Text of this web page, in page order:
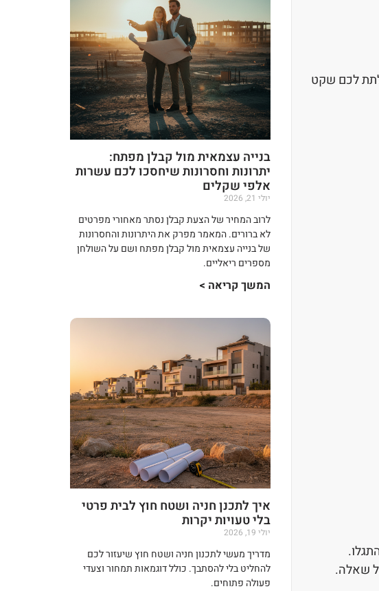
לכם שקט
בנייה עצמאית מול קבלן מפתח:
יתרונות וחסרונות שיחסכו לכם עשרות
אלפי שקלים
יולי 21, 2026
לרוב המחיר של הצעת קבלן נסתר מאחורי מפרטים
לא ברורים. המאמר מפרק את היתרונות והחסרונות
של בנייה עצמאית מול קבלן מפתח ושם על השולחן
מספרים ריאליים.
המשך קריאה >
איך לתכנן חניה ושטח חוץ לבית פרטי
בלי טעויות יקרות
יולי 19, 2026
מדריך מעשי לתכנון חניה ושטח חוץ שיעזור לכם
להחליט בלי להסתבך. כולל דוגמאות תמחור וצעדי
פעולה פתוחים.